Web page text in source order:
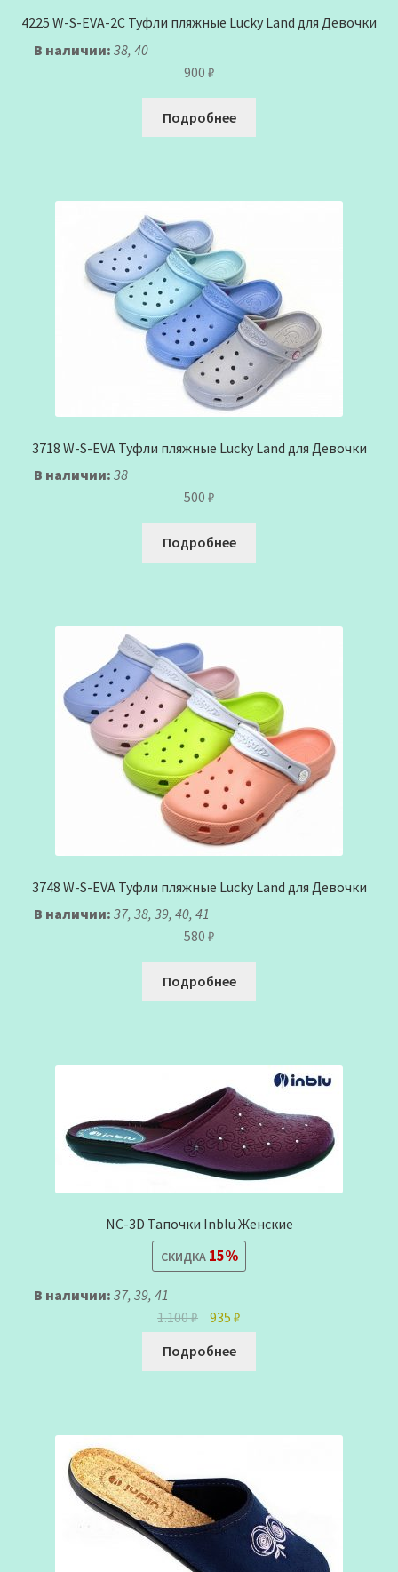
4225 W-S-EVA-2C Туфли пляжные Lucky Land для Девочки
В наличии: 38, 40
900 ₽
Подробнее
3718 W-S-EVA Туфли пляжные Lucky Land для Девочки
В наличии: 38
500 ₽
Подробнее
3748 W-S-EVA Туфли пляжные Lucky Land для Девочки
В наличии: 37, 38, 39, 40, 41
580 ₽
Подробнее
NC-3D Тапочки Inblu Женские
СКИДКА15%
В наличии: 37, 39, 41
1.100₽
Первоначальная
цена
составляла
935 ₽Текущая
цена:
Подробнее